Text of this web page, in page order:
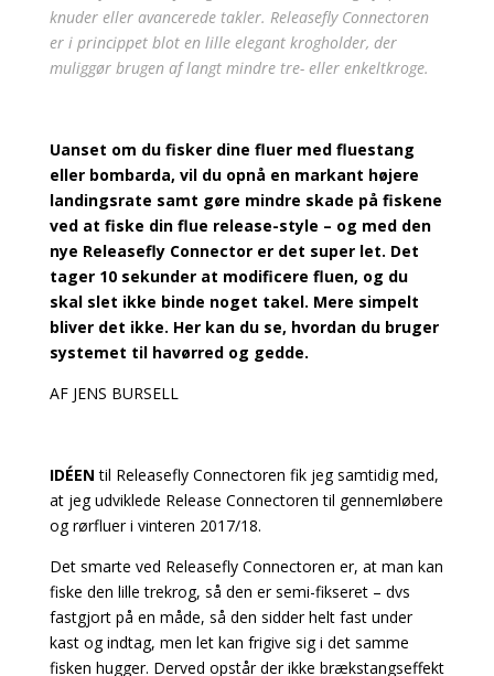
knuder eller avancerede takler. Releasefly Connectoren
er i princippet blot en lille elegant krogholder, der
muliggør brugen af langt mindre tre- eller enkeltkroge.
Uanset om du fisker dine fluer med fluestang
eller bombarda, vil du opnå en markant højere
landingsrate samt gøre mindre skade på fiskene
ved at fiske din flue release-style – og med den
nye Releasefly Connector er det super let. Det
tager 10 sekunder at modificere fluen, og du
skal slet ikke binde noget takel. Mere simpelt
bliver det ikke. Her kan du se, hvordan du bruger
systemet til havørred og gedde.
AF JENS BURSELL
IDÉEN til Releasefly Connectoren fik jeg samtidig med,
at jeg udviklede Release Connectoren til gennemløbere
og rørfluer i vinteren 2017/18.
Det smarte ved Releasefly Connectoren er, at man kan
fiske den lille trekrog, så den er semi-fikseret – dvs
fastgjort på en måde, så den sidder helt fast under
kast og indtag, men let kan frigive sig i det samme
fisken hugger. Derved opstår der ikke brækstangseffekt